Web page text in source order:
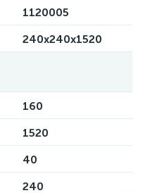
1120005
240х240х1520
160
1520
40
240